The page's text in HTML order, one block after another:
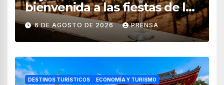
bienvenida a las fiestas de la
vendimia 2026
6 DE AGOSTO DE 2026 PRENSA
DESTINOS TURÍSTICOS ECONOMÍA Y TURISMO